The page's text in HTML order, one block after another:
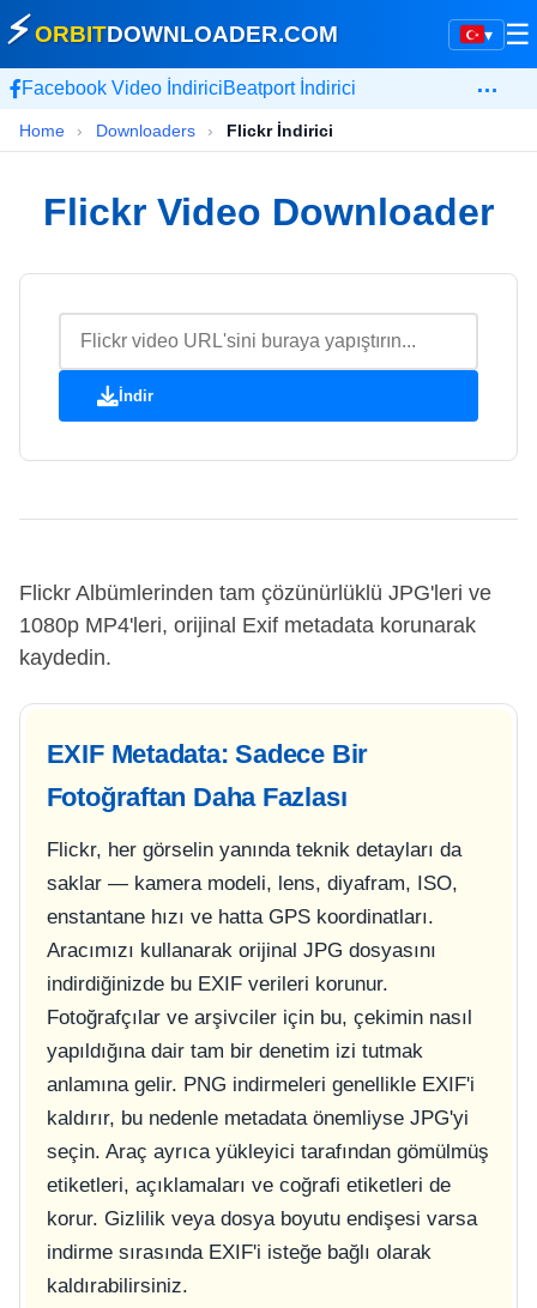
▾
⚡ORBITDOWNLOADER.COM ☰
Facebook Video İndiriciBeatport İndirici …
Home › Downloaders › Flickr İndirici
Flickr Video Downloader
İndir
Flickr Albümlerinden tam çözünürlüklü JPG'leri ve
1080p MP4'leri, orijinal Exif metadata korunarak
kaydedin.
EXIF Metadata: Sadece Bir
Fotoğraftan Daha Fazlası
Flickr, her görselin yanında teknik detayları da
saklar — kamera modeli, lens, diyafram, ISO,
enstantane hızı ve hatta GPS koordinatları.
Aracımızı kullanarak orijinal JPG dosyasını
indirdiğinizde bu EXIF verileri korunur.
Fotoğrafçılar ve arşivciler için bu, çekimin nasıl
yapıldığına dair tam bir denetim izi tutmak
anlamına gelir. PNG indirmeleri genellikle EXIF'i
kaldırır, bu nedenle metadata önemliyse JPG'yi
seçin. Araç ayrıca yükleyici tarafından gömülmüş
etiketleri, açıklamaları ve coğrafi etiketleri de
korur. Gizlilik veya dosya boyutu endişesi varsa
indirme sırasında EXIF'i isteğe bağlı olarak
kaldırabilirsiniz.